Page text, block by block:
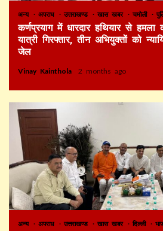
अन्य अपराध उत्तराखण्ड खास खबर चमोली
कर्णप्रयाग में धारदार हथियार से
यात्री गिरफ्तार, तीन अभियुक्तों को
जेल
Vinay Kainthola 2 months ago
अन्य अपराध उत्तराखण्ड खास खबर दिल्ली